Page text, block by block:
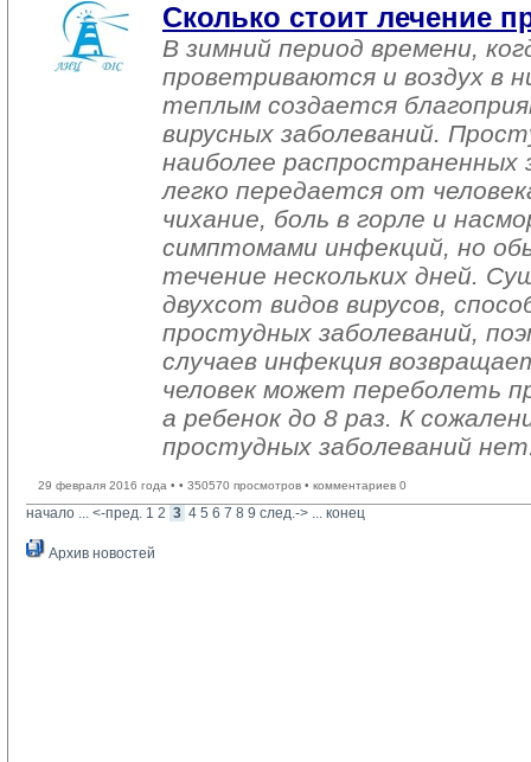
Сколько стоит лечение
В зимний период времени,
проветриваются и воздух в
теплым создается
вирусных заболеваний.
наиболее распространенных
легко передается от
чихание, боль в горле и
симптомами инфекций, но
течение нескольких дней.
двухсот видов вирусов,
простудных заболеваний,
случаев инфекция
человек может переболеть
а ребенок до 8 раз. К
простудных заболеваний
29 февраля 2016 года • • 350570 просмотров • комментариев 0
начало ... <-пред. 1 2 3 4 5 6 7 8 9 след.-> ... конец
Архив новостей